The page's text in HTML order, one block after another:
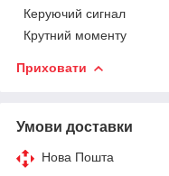
Керуючий сигнал
Крутний моменту
Приховати
Умови доставки
Нова Пошта